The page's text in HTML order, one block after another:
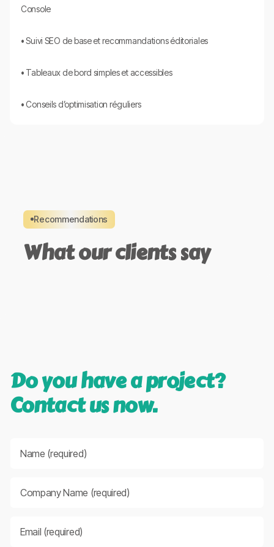
Console
• Suivi SEO de base et recommandations éditoriales
• Tableaux de bord simples et accessibles
• Conseils d’optimisation réguliers
Recommendations
What our clients say
Do you have a project?
Contact us now.